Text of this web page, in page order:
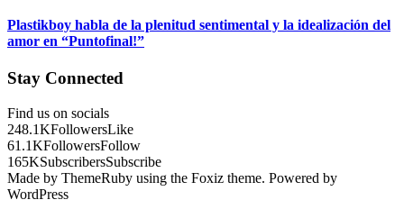
Plastikboy habla de la plenitud sentimental y la idealización del
amor en “Puntofinal!”
Stay Connected
Find us on socials
248.1KFollowersLike
61.1KFollowersFollow
165KSubscribersSubscribe
Made by ThemeRuby using the Foxiz theme. Powered by
WordPress